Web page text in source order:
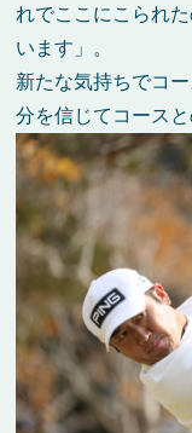
れでここにこられ
います」。
新たな気持ちでコ
分を信じてコースと